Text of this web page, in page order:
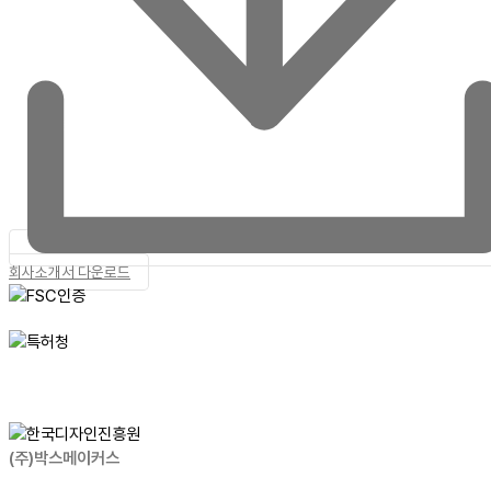
회사소개서 다운로드
(주)박스메이커스